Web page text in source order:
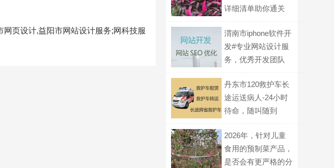
页设计,益阳市网站设计服务;网科技服
详细清单助你通关
渭南市iphone软件开
发#专业网站设计服
务，优秀开发团队
丹东市120救护车长
途运送病人-24小时
待命，随叫随到
2026年，针对儿童
食用的预制菜产品，
是否会有更严格的分